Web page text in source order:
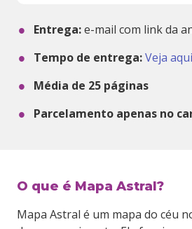
Entrega:e-mail com link da
Tempo de entrega:Veja aqui
Média de 25 páginas
Parcelamento apenas no
O que é Mapa Astral?
Mapa Astral é um mapa do céu